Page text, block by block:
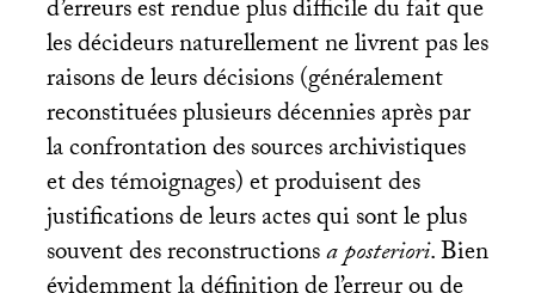
d’erreurs est rendue plus difficile du fait que
les décideurs naturellement ne livrent pas les
raisons de leurs décisions (généralement
reconstituées plusieurs décennies après par
la confrontation des sources archivistiques
et des témoignages) et produisent des
justifications de leurs actes qui sont le plus
souvent des reconstructionsa posteriori. Bien